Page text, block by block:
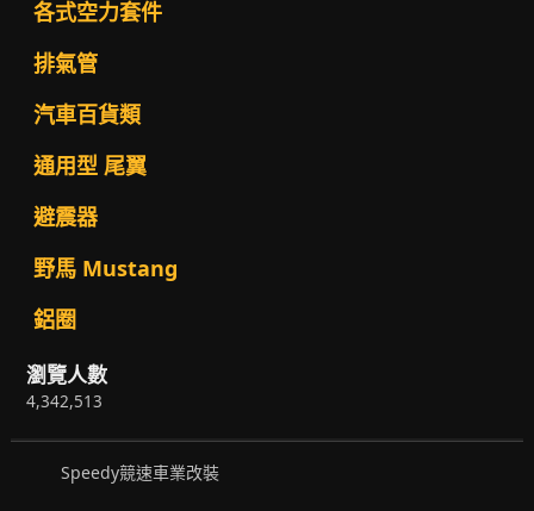
各式空力套件
排氣管
汽車百貨類
通用型 尾翼
避震器
野馬 Mustang
鋁圈
瀏覽人數
4,342,513
Speedy競速車業改裝